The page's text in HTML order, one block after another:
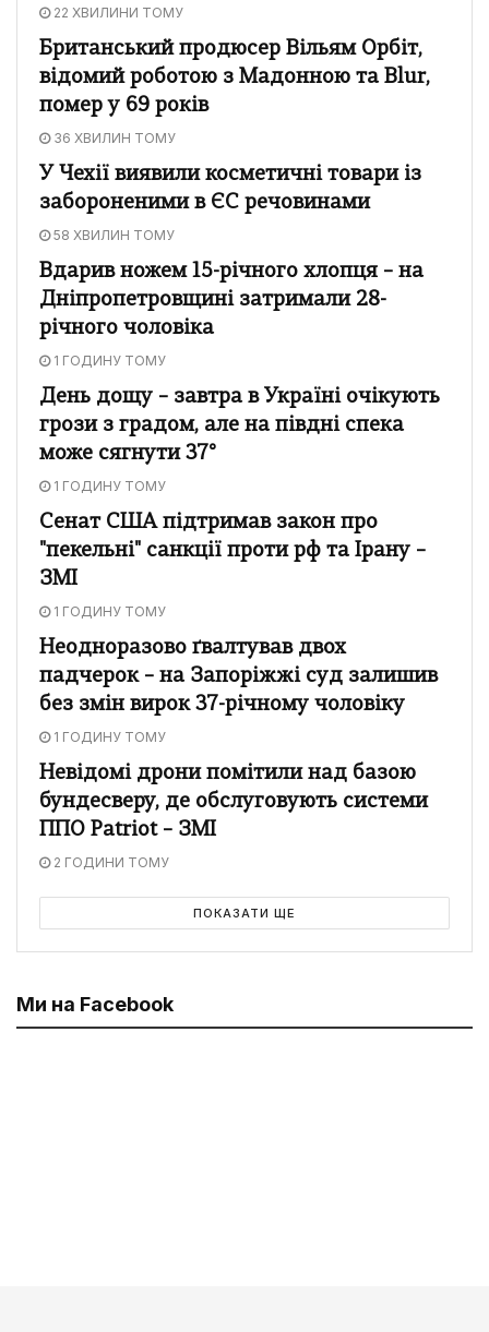
22 ХВИЛИНИ ТОМУ
Британський продюсер Вільям Орбіт,
відомий роботою з Мадонною та Blur,
помер у 69 років
36 ХВИЛИН ТОМУ
У Чехії виявили косметичні товари із
забороненими в ЄС речовинами
58 ХВИЛИН ТОМУ
Вдарив ножем 15-річного хлопця – на
Дніпропетровщині затримали 28-
річного чоловіка
1 ГОДИНУ ТОМУ
День дощу – завтра в Україні очікують
грози з градом, але на півдні спека
може сягнути 37°
1 ГОДИНУ ТОМУ
Сенат США підтримав закон про
"пекельні" санкції проти рф та Ірану –
ЗМІ
1 ГОДИНУ ТОМУ
Неодноразово ґвалтував двох
падчерок – на Запоріжжі суд залишив
без змін вирок 37-річному чоловіку
1 ГОДИНУ ТОМУ
Невідомі дрони помітили над базою
бундесверу, де обслуговують системи
ППО Patriot – ЗМІ
2 ГОДИНИ ТОМУ
ПОКАЗАТИ ЩЕ
Ми на Facebook